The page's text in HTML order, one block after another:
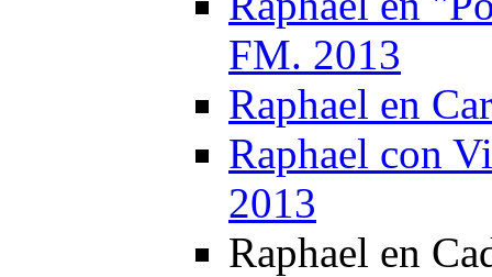
FM. 2013
Raphael en
Raphael con
2013
Raphael en